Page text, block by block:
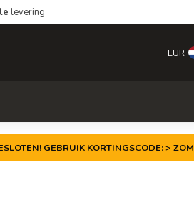
levering
EUR
GEBRUIK KORTINGSCODE: >